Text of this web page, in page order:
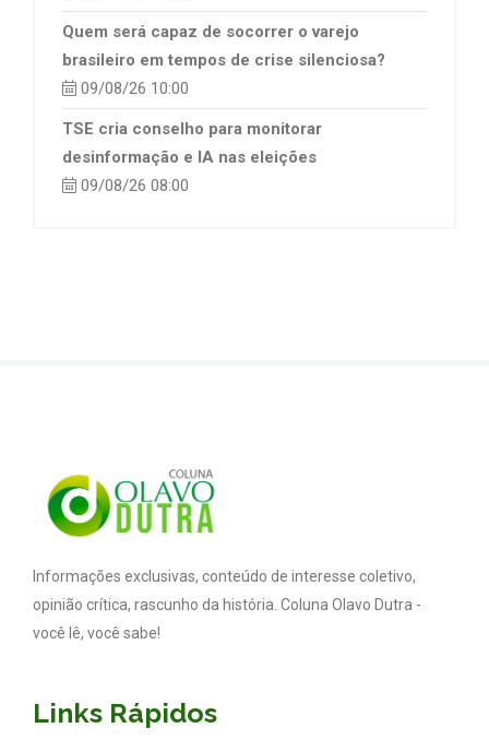
Quem será capaz de socorrer o varejo
brasileiro em tempos de crise silenciosa?
09/08/26 10:00
TSE cria conselho para monitorar
desinformação e IA nas eleições
09/08/26 08:00
Informações exclusivas, conteúdo de interesse coletivo,
opinião crítica, rascunho da história. Coluna Olavo Dutra -
você lê, você sabe!
Links Rápidos